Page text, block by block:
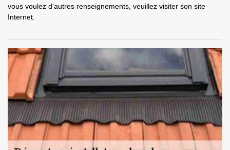
vous voulez d'autres renseignements, veuillez visiter son site
Internet.